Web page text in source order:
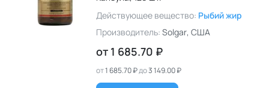
Действующее вещество: Рыбий жир
Производитель: Solgar, США
от 1 685.70 ₽
от1 685.70 ₽до3 149.00 ₽